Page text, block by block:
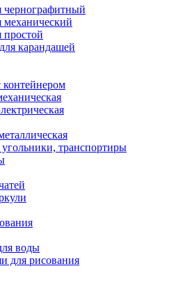
чернографитный
карандашей
контейнером
транспортиры
воды
для рисования